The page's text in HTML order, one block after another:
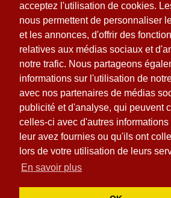
acceptez l'utilisation de cookies.
nous permettent de personnaliser
et les annonces, d'offrir des
relatives aux médias sociaux et
notre trafic. Nous partageons
informations sur l'utilisation de
avec nos partenaires de médias
publicité et d'analyse, qui peuvent
celles-ci avec d'autres informations
leur avez fournies ou qu'ils ont
lors de votre utilisation de leurs
En savoir plus